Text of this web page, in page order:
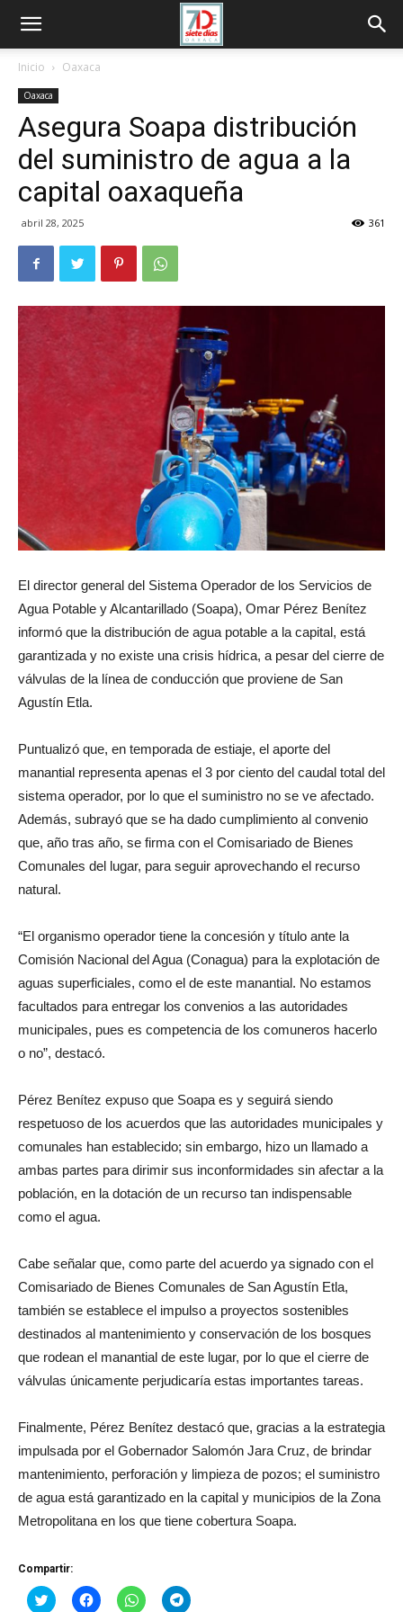
Inicio Oaxaca
Oaxaca
Asegura Soapa distribución
del suministro de agua a la
capital oaxaqueña
abril 28, 2025 361
El director general del Sistema Operador de los Servicios de
Agua Potable y Alcantarillado (Soapa), Omar Pérez Benítez
informó que la distribución de agua potable a la capital, está
garantizada y no existe una crisis hídrica, a pesar del cierre de
válvulas de la línea de conducción que proviene de San
Agustín Etla.
Puntualizó que, en temporada de estiaje, el aporte del
manantial representa apenas el 3 por ciento del caudal total del
sistema operador, por lo que el suministro no se ve afectado.
Además, subrayó que se ha dado cumplimiento al convenio
que, año tras año, se firma con el Comisariado de Bienes
Comunales del lugar, para seguir aprovechando el recurso
natural.
“El organismo operador tiene la concesión y título ante la
Comisión Nacional del Agua (Conagua) para la explotación de
aguas superficiales, como el de este manantial. No estamos
facultados para entregar los convenios a las autoridades
municipales, pues es competencia de los comuneros hacerlo
o no”, destacó.
Pérez Benítez expuso que Soapa es y seguirá siendo
respetuoso de los acuerdos que las autoridades municipales y
comunales han establecido; sin embargo, hizo un llamado a
ambas partes para dirimir sus inconformidades sin afectar a la
población, en la dotación de un recurso tan indispensable
como el agua.
Cabe señalar que, como parte del acuerdo ya signado con el
Comisariado de Bienes Comunales de San Agustín Etla,
también se establece el impulso a proyectos sostenibles
destinados al mantenimiento y conservación de los bosques
que rodean el manantial de este lugar, por lo que el cierre de
válvulas únicamente perjudicaría estas importantes tareas.
Finalmente, Pérez Benítez destacó que, gracias a la estrategia
impulsada por el Gobernador Salomón Jara Cruz, de brindar
mantenimiento, perforación y limpieza de pozos; el suministro
de agua está garantizado en la capital y municipios de la Zona
Metropolitana en los que tiene cobertura Soapa.
Compartir:
Haz Haz Haz Haz